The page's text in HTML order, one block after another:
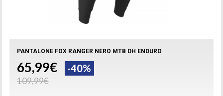
PANTALONE FOX RANGER NERO MTB DH ENDURO
65,99€ -40%
109,99€